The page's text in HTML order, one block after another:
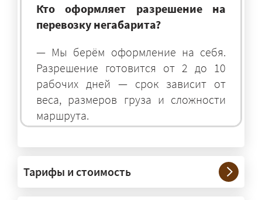
Кто оформляет разрешение на
перевозку негабарита?
— Мы берём оформление на себя.
Разрешение готовится от 2 до 10
рабочих дней — срок зависит от
веса, размеров груза и сложности
маршрута.
— На тралах и низкорамниках —
Тарифы и стоимость